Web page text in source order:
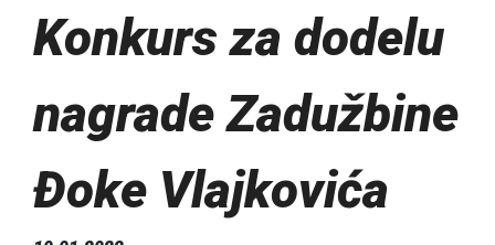
Konkurs za dodelu
nagrade Zadužbine
Đoke Vlajkovića